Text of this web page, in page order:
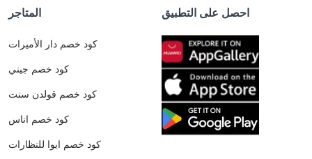
المتاجر
كود خصم دار الأميرات
كود خصم جيني
كود خصم قولدن سنت
كود خصم اناس
كود خصم ايوا للنظارات
احصل على التطبيق